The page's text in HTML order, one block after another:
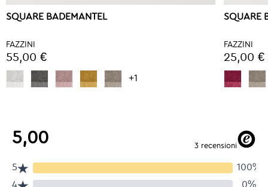
SQUARE BADEMANTEL
FAZZINI
55,00 €
+1
SQUARE
FAZZINI
25,00 €